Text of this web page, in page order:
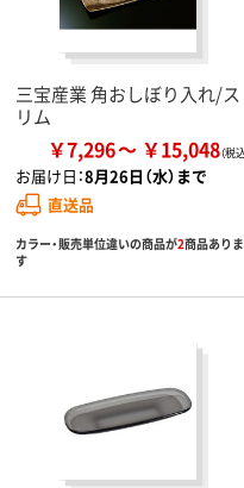
三宝産業 角おしぼり入れ/ス
リム
￥7,296 ￥15,048
お届け日：8月26日（水）まで
直送品
カラー・販売単位違いの商品が2商品ありま
す